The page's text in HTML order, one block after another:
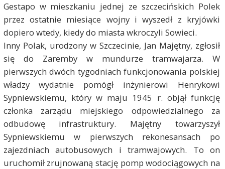
Gestapo w mieszkaniu jednej ze szczecińskich Polek
przez ostatnie miesiące wojny i wyszedł z kryjówki
dopiero wtedy, kiedy do miasta wkroczyli Sowieci.
Inny Polak, urodzony w Szczecinie, Jan Majętny, zgłosił
się do Zaremby w mundurze tramwajarza. W
pierwszych dwóch tygodniach funkcjonowania polskiej
władzy wydatnie pomógł inżynierowi Henrykowi
Sypniewskiemu, który w maju 1945 r. objął funkcję
członka zarządu miejskiego odpowiedzialnego za
odbudowę infrastruktury. Majętny towarzyszył
Sypniewskiemu w pierwszych rekonesansach po
zajezdniach autobusowych i tramwajowych. To on
uruchomił zrujnowaną stację pomp wodociągowych na